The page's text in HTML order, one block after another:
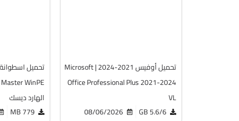
تحميل أوفيس 2021-2024 | Microsoft
Office Professional Plus 2021-2024
VL
5.6/6 GB
08/06/2026
الهارد ديسك
779 MB